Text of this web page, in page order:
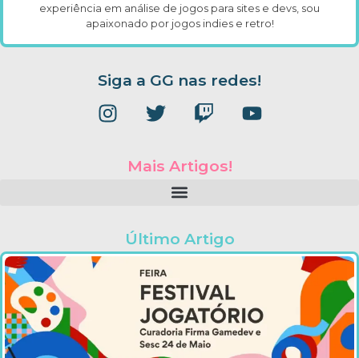
experiência em análise de jogos para sites e devs, sou
apaixonado por jogos indies e retro!
Siga a GG nas redes!
Mais Artigos!
Último Artigo